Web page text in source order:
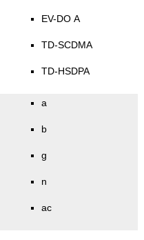
EV-DO A
TD-SCDMA
TD-HSDPA
a
b
g
n
ac